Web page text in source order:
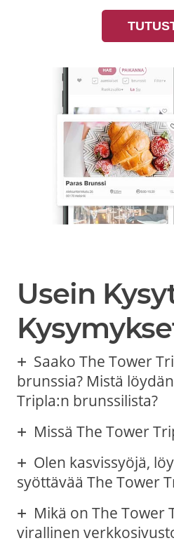
Usein
Saako The Tower
brunssia? Mistä
Tripla:n brunssilista?
Missä The Tower
Olen kasvissyöjä,
syöttävää The Tower
Mikä on The Tower
virallinen